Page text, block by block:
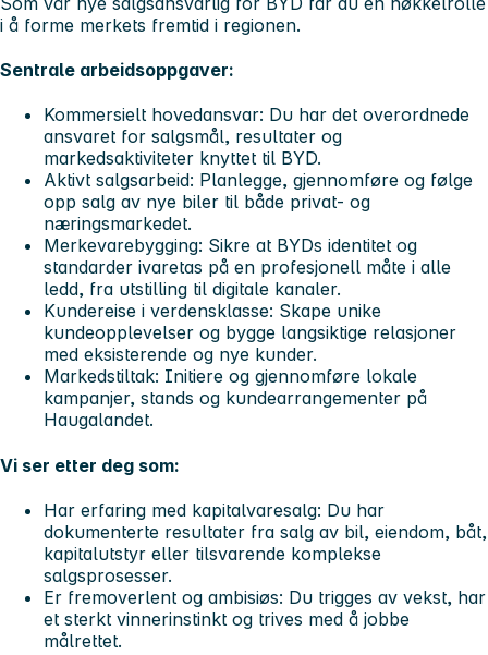
i å forme merkets fremtid i regionen.
Sentrale arbeidsoppgaver:
Kommersielt hovedansvar: Du har det overordnede
ansvaret for salgsmål, resultater og
markedsaktiviteter knyttet til BYD.
Aktivt salgsarbeid: Planlegge, gjennomføre og følge
opp salg av nye biler til både privat- og
næringsmarkedet.
Merkevarebygging: Sikre at BYDs identitet og
standarder ivaretas på en profesjonell måte i alle
ledd, fra utstilling til digitale kanaler.
Kundereise i verdensklasse: Skape unike
kundeopplevelser og bygge langsiktige relasjoner
med eksisterende og nye kunder.
Markedstiltak: Initiere og gjennomføre lokale
kampanjer, stands og kundearrangementer på
Haugalandet.
Vi ser etter deg som:
Har erfaring med kapitalvaresalg: Du har
dokumenterte resultater fra salg av bil, eiendom, båt,
kapitalutstyr eller tilsvarende komplekse
salgsprosesser.
Er fremoverlent og ambisiøs: Du trigges av vekst, har
et sterkt vinnerinstinkt og trives med å jobbe
målrettet.